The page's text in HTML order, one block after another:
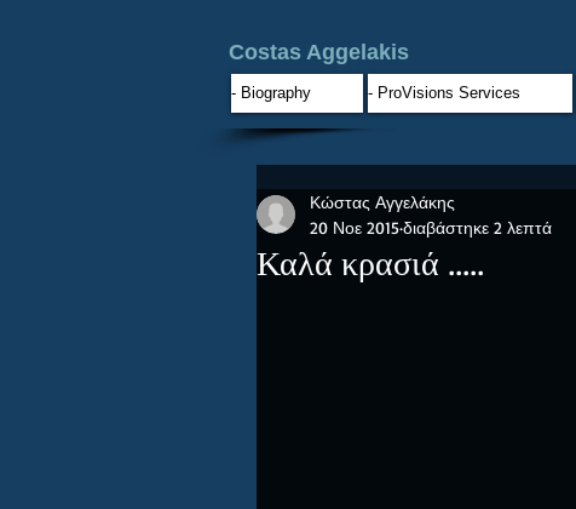
Costas Aggelakis
- Biography - ProVisions Services
Καλά κρασιά .....
Κώστας Αγγελάκης
20 Νοε 2015διαβάστηκε 2 λεπτά